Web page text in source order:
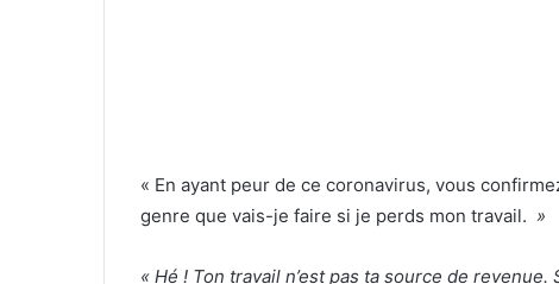
« En ayant peur de ce coronavirus, vous
genre que vais-je faire si je perds mon travail. »
« Hé ! Ton travail n’est pas ta source de